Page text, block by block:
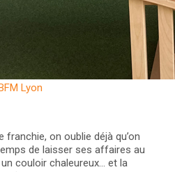
Lyon
franchie, on oublie déjà qu’on
de laisser ses affaires au
couloir chaleureux… et la